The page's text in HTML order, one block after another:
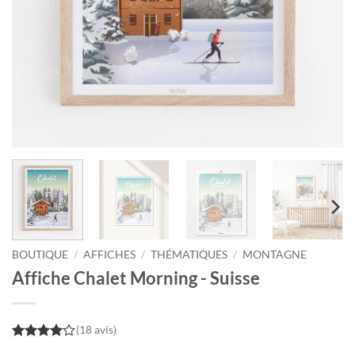
BOUTIQUE / AFFICHES / THÉMATIQUES / MONTAGNE
Affiche Chalet Morning - Suisse
(18 avis)